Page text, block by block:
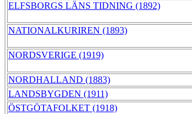
ELFSBORGS LÄNS TIDNING (1892)
NATIONALKURIREN (1893)
NORDSVERIGE (1919)
NORDHALLAND (1883)
LANDSBYGDEN (1911)
ÖSTGÖTAFOLKET (1918)